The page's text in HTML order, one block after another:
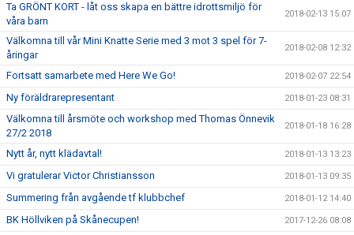
Ta GRÖNT KORT - låt oss skapa en bättre idrottsmiljö för
våra barn
2018-02-13 15:07
Välkomna till vår Mini Knatte Serie med 3 mot 3 spel för 7-
åringar
2018-02-08 12:32
Fortsatt samarbete med Here We Go! 2018-02-07 22:54
Ny föräldrarepresentant 2018-01-23 08:31
Välkomna till årsmöte och workshop med Thomas Önnevik
27/2 2018
2018-01-18 16:28
Nytt år, nytt klädavtal! 2018-01-13 13:23
Vi gratulerar Victor Christiansson 2018-01-13 09:35
Summering från avgående tf klubbchef 2018-01-12 14:40
BK Höllviken på Skånecupen! 2017-12-26 08:08